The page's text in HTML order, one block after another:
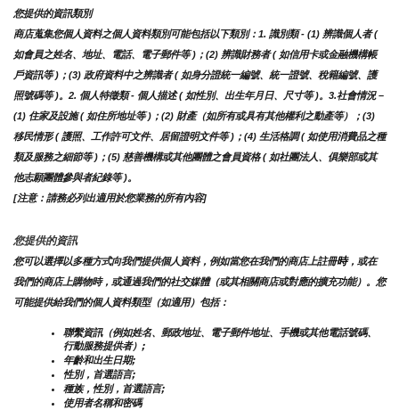
您提供的資訊類別
商店蒐集您個人資料之個人資料類別可能包括以下類別：1. 識別類 - (1) 辨識個人者 (
如會員之姓名、地址、電話、電子郵件等 )；(2) 辨識財務者 ( 如信用卡或金融機構帳
戶資訊等 )；(3) 政府資料中之辨識者 ( 如身分證統一編號、統一證號、稅籍編號、護
照號碼等 )。2. 個人特徵類 - 個人描述 ( 如性別、出生年月日、尺寸等 )。3.社會情況 –
(1) 住家及設施 ( 如住所地址等 )；(2) 財產（如所有或具有其他權利之動產等）；(3)
移民情形 ( 護照、工作許可文件、居留證明文件等 )；(4) 生活格調 ( 如使用消費品之種
類及服務之細節等 )；(5) 慈善機構或其他團體之會員資格 ( 如社團法人、俱樂部或其
他志願團體參與者紀錄等 )。
[注意：請務必列出適用於您業務的所有內容]
您提供的資訊
您可以選擇以多種方式向我們提供個人資料，例如當您在我們的商店上註冊時，或在
我們的商店上購物時，或通過我們的社交媒體（或其相關商店或對應的擴充功能）。您
可能提供給我們的個人資料類型（如適用）包括：
聯繫資訊（例如姓名、郵政地址、電子郵件地址、手機或其他電話號碼、
行動服務提供者）;
年齡和出生日期;
性別，首選語言;
種族，性別，首選語言;
使用者名稱和密碼